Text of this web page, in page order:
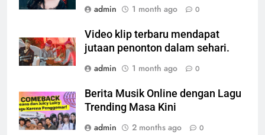
admin
1 month ago 0
Video klip terbaru mendapat
jutaan penonton dalam sehari.
admin
1 month ago 0
Berita Musik Online dengan Lagu
Trending Masa Kini
admin
2 months ago 0